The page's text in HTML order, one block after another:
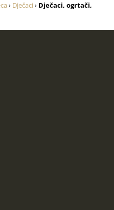
› Dječaci› Dječaci, ogrtači,